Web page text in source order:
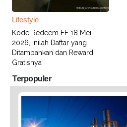
Lifestyle
Kode Redeem FF 18 Mei
2026, Inilah Daftar yang
Ditambahkan dan Reward
Gratisnya
Terpopuler